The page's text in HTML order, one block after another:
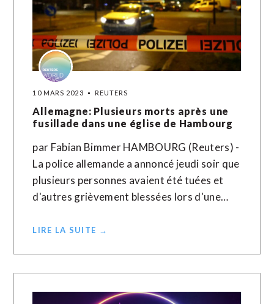
10 MARS 2023 REUTERS
Allemagne: Plusieurs morts après une
fusillade dans une église de Hambourg
par Fabian Bimmer HAMBOURG (Reuters) -
La police allemande a annoncé jeudi soir que
plusieurs personnes avaient été tuées et
d'autres grièvement blessées lors d'une…
LIRE LA SUITE →